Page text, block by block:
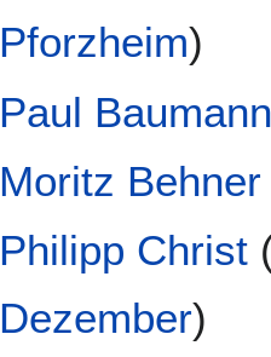
Pforzheim)
Paul
Moritz Behner
Philipp Christ
Dezember)